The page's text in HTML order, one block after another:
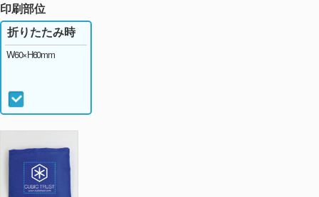
印刷部位
折りたたみ時
W60×H60mm